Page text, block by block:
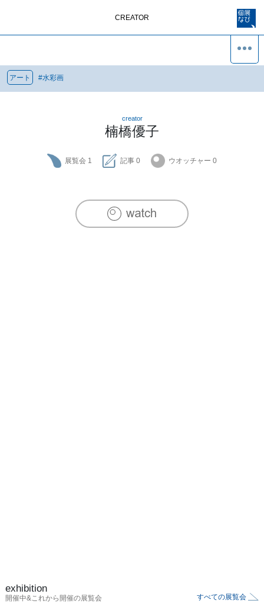
CREATOR
アート #水彩画
creator
楠橋優子
展覧会 1 記事 0 ウオッチャー 0
exhibition
開催中&これから開催の展覧会 すべての展覧会